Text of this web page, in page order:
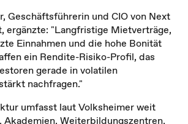
Geschäftsführerin und CIO von Next
ergänzte: "Langfristige Mietverträge,
Einnahmen und die hohe Bonität
ein Rendite-Risiko-Profil, das
gerade in volatilen
nachfragen."
umfasst laut Volksheimer weit
Akademien, Weiterbildungszentren,